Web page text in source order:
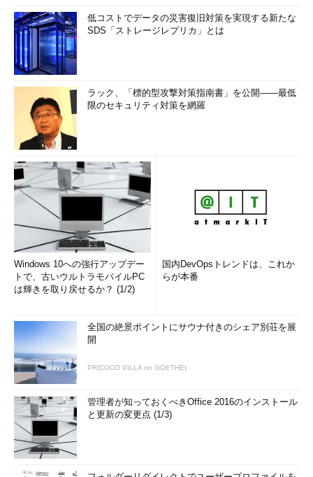
低コストでデータの災害復旧対策を実現する新たな
SDS「ストレージレプリカ」とは
ラック、「標的型攻撃対策指南書」を公開――最低
限のセキュリティ対策を網羅
Windows 10への強行アップデー
トで、古いウルトラモバイルPC
は輝きを取り戻せるか？ (1/2)
国内DevOpsトレンドは、これか
らが本番
全国の絶景ポイントにサウナ付きのシェア別荘を展
開
PR(COCO VILLA on GOETHE)
管理者が知っておくべきOffice 2016のインストール
と更新の変更点 (1/3)